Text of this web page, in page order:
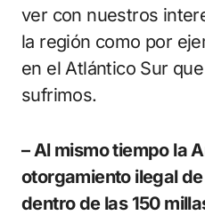
ver con nuestros
la región como por
en el Atlántico Sur
sufrimos.
– Al mismo tiempo la
otorgamiento ilegal
dentro de las 150